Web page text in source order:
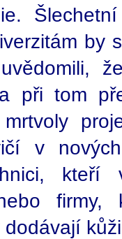
by
při tom
v nových
kteří